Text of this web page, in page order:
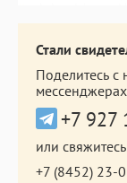
Стали
Поделитесь
+7 927
или
+7 (8452) 23-